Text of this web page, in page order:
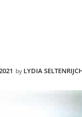
by LYDIA